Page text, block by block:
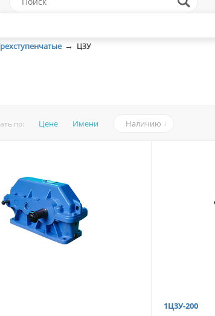
→ Ц3У
по: Цене Имени Наличию
1Ц3У-200